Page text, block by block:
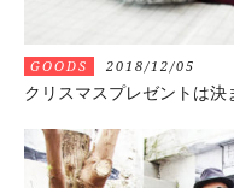
GOODS 2018/12/05
クリスマスプレゼントは